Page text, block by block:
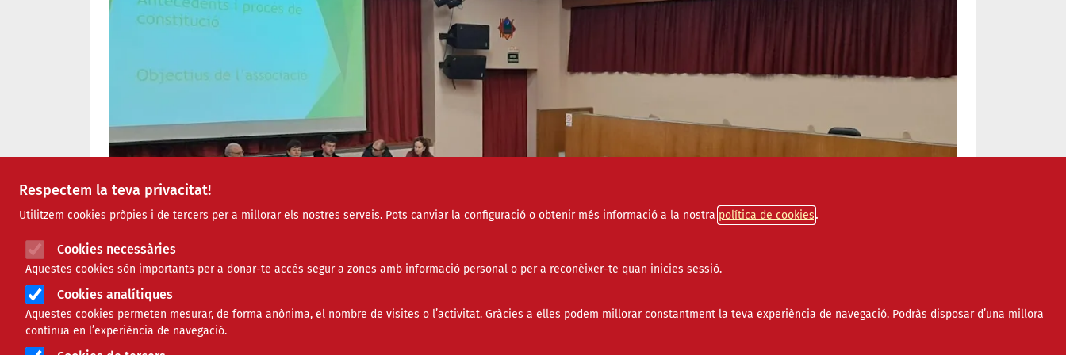
Respectem la teva privacitat!
Utilitzem cookies pròpies i de tercers per a millorar els nostres serveis. Pots canviar la configuració o obtenir més informació a la nostra política de cookies
Cookies necessàries
Aquestes cookies són importants per a donar-te accés segur a zones amb informació personal o per a reconèixer-te quan inicies sessió.
Cookies analítiques
Aquestes cookies permeten mesurar, de forma anònima, el nombre de visites o l’activitat. Gràcies a elles podem millorar constantment la teva experiència de navegació. Podràs disposar d’una millora
contínua en l’experiència de navegació.